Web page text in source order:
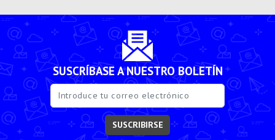
SUSCRÍBASE A NUESTRO BOLETÍN
SUSCRIBIRSE